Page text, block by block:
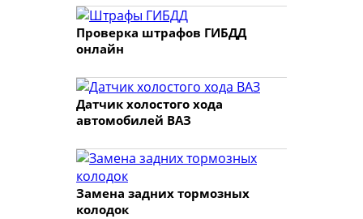
Проверка штрафов ГИБДД
онлайн
Датчик холостого хода
автомобилей ВАЗ
Замена задних тормозных
колодок